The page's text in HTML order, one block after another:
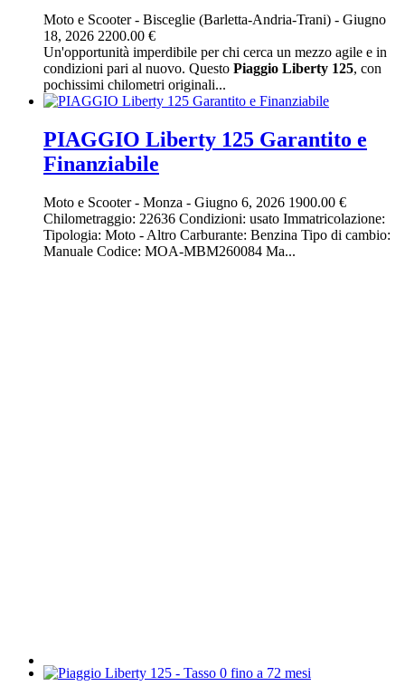
Moto e Scooter- Bisceglie (Barletta-Andria-Trani) - Giugno
18, 2026 2200.00 €
Un'opportunità imperdibile per chi cerca un mezzo agile e in
condizioni pari al nuovo. Questo Piaggio Liberty 125, con
pochissimi chilometri originali...
PIAGGIO Liberty 125 Garantito e
Finanziabile
Moto e Scooter- Monza - Giugno 6, 2026 1900.00 €
Chilometraggio: 22636 Condizioni: usato Immatricolazione:
Tipologia: Moto - Altro Carburante: Benzina Tipo di cambio:
Manuale Codice: MOA-MBM260084 Ma...